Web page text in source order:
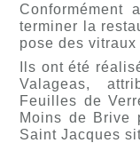
Conformément
terminer la
pose des
Ils ont été
Valageas,
Feuilles de
Moins de Brive
Saint Jacques